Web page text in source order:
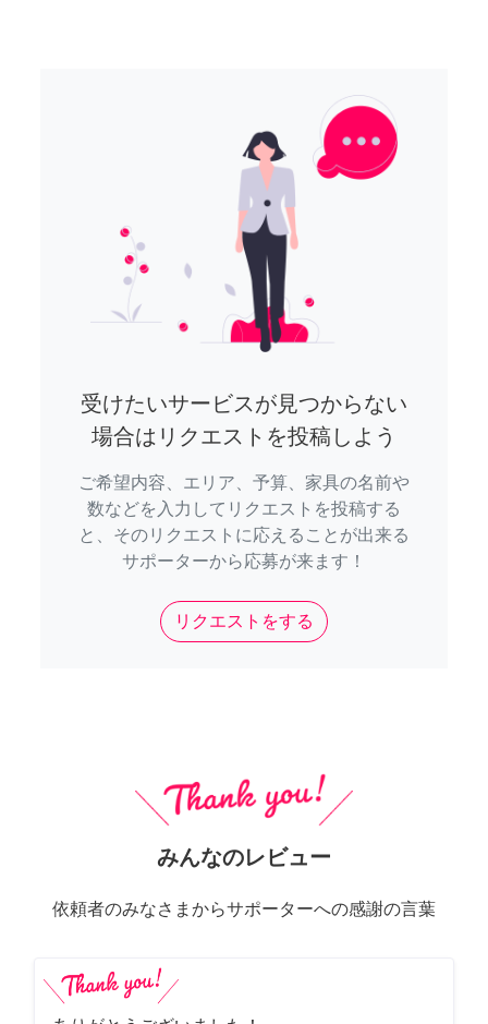
受けたいサービスが見つからない
場合はリクエストを投稿しよう
ご希望内容、エリア、予算、家具の名前や
数などを入力してリクエストを投稿する
と、そのリクエストに応えることが出来る
サポーターから応募が来ます！
リクエストをする
みんなのレビュー
依頼者のみなさまからサポーターへの感謝の言葉